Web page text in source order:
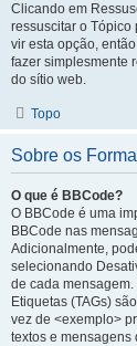
Clicando em
ressuscitar o Tópico
vir esta opção,
fazer simplesmente
do sítio web.
Topo
Sobre os
O que é BBCode?
O BBCode é uma
BBCode nas
Adicionalmente,
selecionando
de cada
Etiquetas (TAGs)
vez de <exemplo>
textos e mensagens